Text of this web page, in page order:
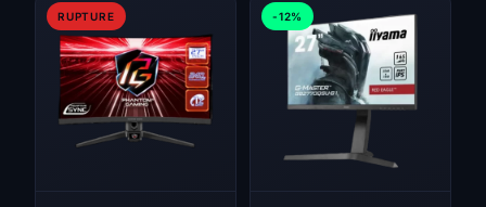
était :
186,99€.
est :
139,90€.
RUPTURE -12%